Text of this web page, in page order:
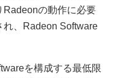
Radeonの動作に必要
れ、Radeon Software
を構成する最低限